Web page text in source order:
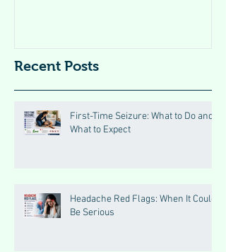
Recent Posts
First-Time Seizure: What to Do and
What to Expect
Headache Red Flags: When It Could
Be Serious